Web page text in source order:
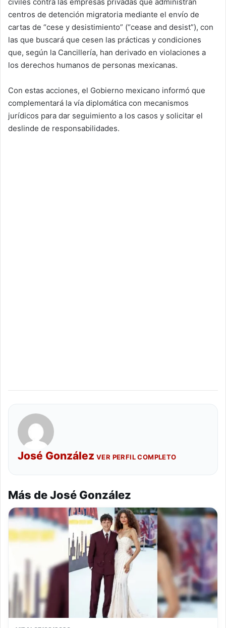
civiles contra las empresas privadas que administran
centros de detención migratoria mediante el envío de
cartas de “cese y desistimiento” (“cease and desist”), con
las que buscará que cesen las prácticas y condiciones
que, según la Cancillería, han derivado en violaciones a
los derechos humanos de personas mexicanas.
Con estas acciones, el Gobierno mexicano informó que
complementará la vía diplomática con mecanismos
jurídicos para dar seguimiento a los casos y solicitar el
deslinde de responsabilidades.
José González VER PERFIL COMPLETO
Más de José González